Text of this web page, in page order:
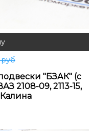
руб
"БЗАК" (с
2108-09, 2113-15,